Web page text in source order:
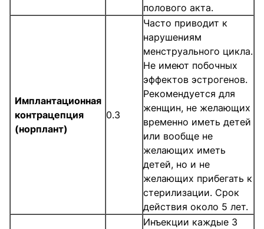
полового акта.
Имплантационная
контрацепция
(норплант)
0.3
Часто приводит к
нарушениям
менструального цикла.
Не имеют побочных
эффектов эстрогенов.
Рекомендуется для
женщин, не желающих
временно иметь детей
или вообще не
желающих иметь
детей, но и не
желающих прибегать к
стерилизации. Срок
действия около 5 лет.
Инъекции каждые 3